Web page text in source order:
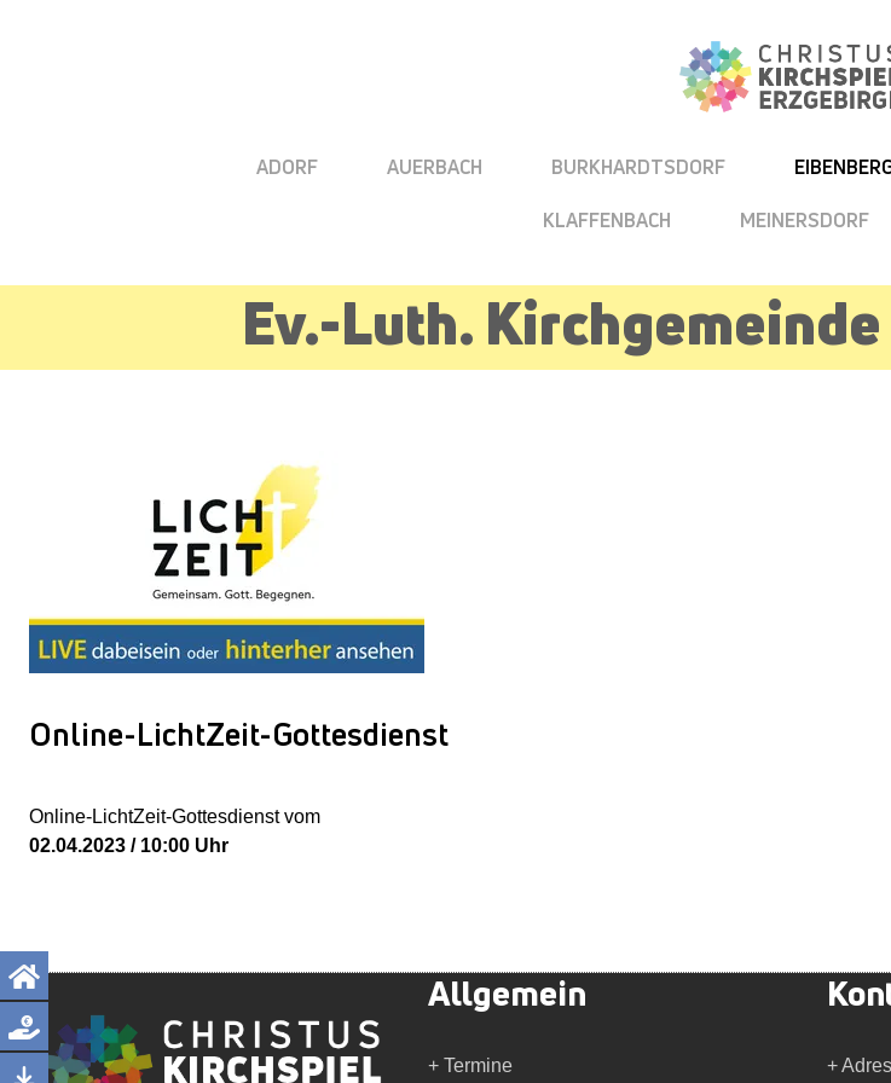
ADORF AUERBACH BURKHARDTSDORF
KLAFFENBACH
MEINERSDORF
Ev.-Luth.
Online-LichtZeit-Gottesdienst
Online-LichtZeit-Gottesdienst vom
02.04.2023 / 10:00 Uhr
Allgemein
+ Termine +